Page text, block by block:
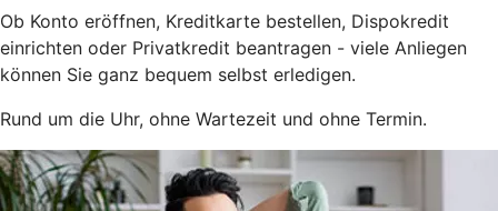
Ob Konto eröffnen, Kreditkarte bestellen, Dispokredit
einrichten oder Privatkredit beantragen - viele Anliegen
können Sie ganz bequem selbst erledigen.
Rund um die Uhr, ohne Wartezeit und ohne Termin.